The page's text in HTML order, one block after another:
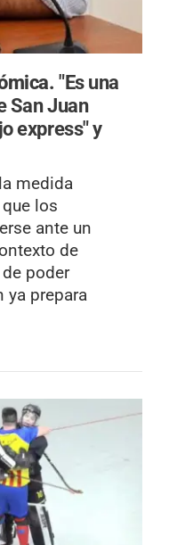
"Es una
San Juan
express" y
medida
los
ante un
de
poder
ya prepara